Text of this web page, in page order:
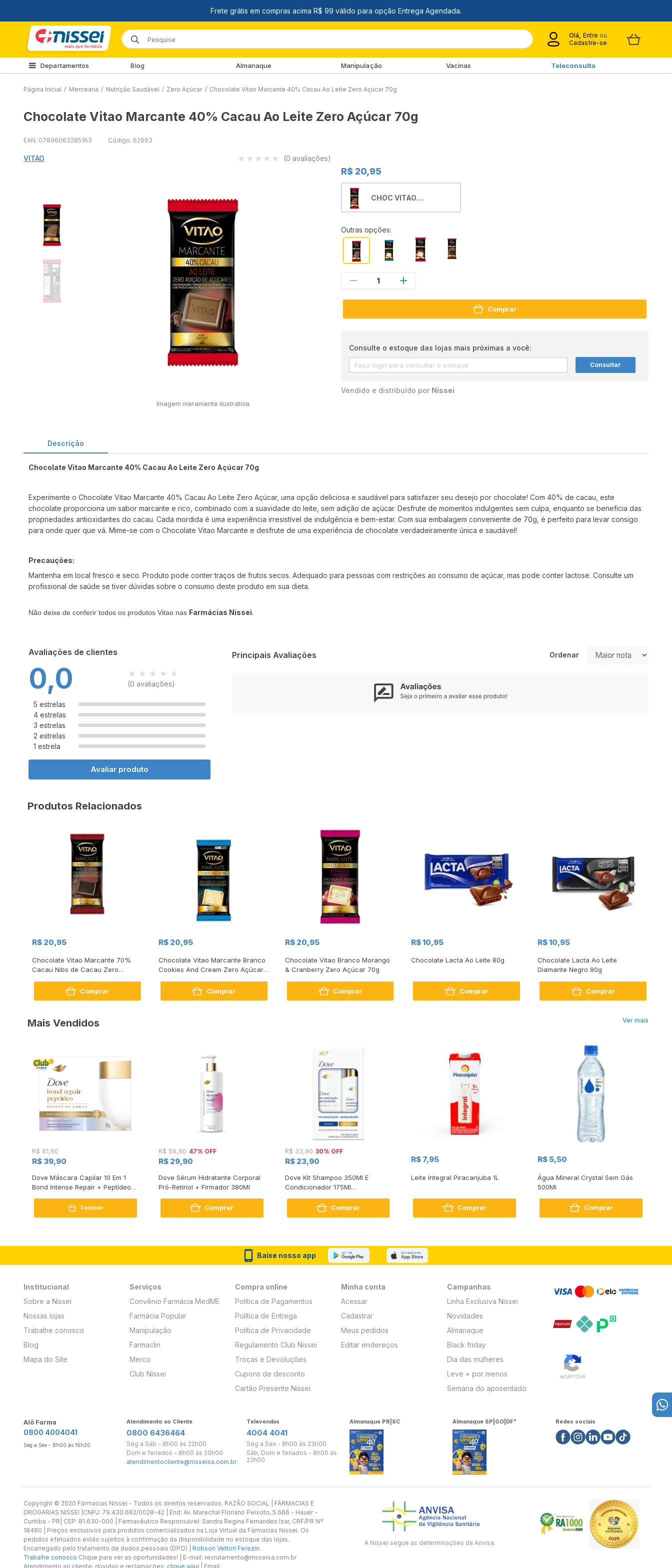
Olá, Entre ou
Cadastre-se
Departamentos Blog Almanaque Manipulação Vacinas Teleconsulta
Página Inicial / Mercearia / Nutrição Saudável / Zero Açúcar / Chocolate Vitao Marcante 40% Cacau Ao Leite Zero Açúcar 70g
Chocolate Vitao Marcante 40% Cacau Ao Leite Zero Açúcar 70g
EAN: 07896063285163 Código: 62993
VITAO (0 avaliações)
Imagem meramente ilustrativa
R$ 20,95
CHOC VITAO
AO LEITE Z/A 70G
Outras opções:
1
Comprar
Consulte o estoque das lojas mais próximas a você:
Consultar
Vendido e distribuído por Nissei
Descrição
Chocolate Vitao Marcante 40% Cacau Ao Leite Zero Açúcar 70g
Experimente o Chocolate Vitao Marcante 40% Cacau Ao Leite Zero Açúcar, uma opção deliciosa e saudável para satisfazer seu desejo por chocolate! Com 40% de cacau, este
chocolate proporciona um sabor marcante e rico, combinado com a suavidade do leite, sem adição de açúcar. Desfrute de momentos indulgentes sem culpa, enquanto se beneficia das
propriedades antioxidantes do cacau. Cada mordida é uma experiência irresistível de indulgência e bem-estar. Com sua embalagem conveniente de 70g, é perfeito para levar consigo
para onde quer que vá. Mime-se com o Chocolate Vitao Marcante e desfrute de uma experiência de chocolate verdadeiramente única e saudável!
Precauções:
Mantenha em local fresco e seco. Produto pode conter traços de frutos secos. Adequado para pessoas com restrições ao consumo de açúcar, mas pode conter lactose. Consulte um
profissional de saúde se tiver dúvidas sobre o consumo deste produto em sua dieta.
Não deixe de conferir todos os produtos Vitao nas Farmácias Nissei
Avaliações de clientes
0,0 (0 avaliações)
5 estrelas
4 estrelas
3 estrelas
2 estrelas
1 estrela
Avaliar produto
Principais Avaliações Ordenar
Produtos Relacionados
R$ 20,95
Chocolate Vitao Marcante 70%
Cacau Nibs de Cacau Zero
Comprar
R$ 20,95
Chocolate Vitao Marcante Branco
Cookies And Cream Zero Açúcar
Comprar
R$ 20,95
Chocolate Vitao Branco Morango
& Cranberry Zero Açúcar 70g
Comprar
R$ 10,95
Chocolate Lacta Ao Leite 80g
Comprar
R$ 10,95
Chocolate Lacta Ao Leite
Diamante Negro 80g
Comprar
Ver mais
Mais Vendidos
R$ 61,90
R$ 39,90
Dove Máscara Capilar 10 Em 1
Bond Intense Repair + Peptídeo
Comprar
R$ 56,90 47% OFF
R$ 29,90
Dove Sérum Hidratante Corporal
Pró-Retinol + Firmador 380Ml
Comprar
R$ 33,90 30% OFF
R$ 23,90
Dove Kit Shampoo 350Ml E
Condicionador 175Ml
Comprar
R$ 7,95
Leite Integral Piracanjuba 1L
Comprar
R$ 5,50
Água Mineral Crystal Sem Gás
500Ml
Comprar
Baixe nosso app
Institucional
Sobre a Nissei
Nossas lojas
Trabalhe conosco
Blog
Mapa do Site
Serviços
Convênio Farmácia MedME
Farmácia Popular
Manipulação
Farmaclin
Merco
Club Nissei
Compra online
Política de Pagamentos
Política de Entrega
Política de Privacidade
Regulamento Club Nissei
Trocas e Devoluções
Cupons de desconto
Cartão Presente Nissei
Minha conta
Acessar
Cadastrar
Meus pedidos
Editar endereços
Campanhas
Linha Exclusiva Nissei
Novidades
Almanaque
Black friday
Dia das mulheres
Leve + por menos
Semana do aposentado
Alô Farma
0800 4004041
Seg a Sex - 8h00 às 16h30
Atendimento ao Cliente
0800 6436464
Seg a Sáb - 8h00 às 22h00
Dom e feriados - 8h00 às 20h00
atendimentocliente@nisseisa.com.br
Televendas
4004 4041
Seg a Sex - 8h00 às 23h00
Sáb, Dom e feriados - 8h00 às
22h00
Almanaque PR|SC Almanaque SP|GO|DF" Redes sociais
Copyright ©️ 2020 Fármacias Nissei - Todos os direitos reservados. RAZÃO SOCIAL | FÁRMACIAS E
DROGARIAS NISSEI |CNPJ: 79.430.682/0028-42 | End: Av. Marechal Floriano Peixoto, 5.666 - Hauer -
Curitiba - PR| CEP: 81.630-000 | Farmacêutico Responsável: Sandra Regina Fernandes Izar, CRF/PR Nº
18480 | Preços exclusivos para produtos comercializados na Loja Virtual da Fármacias Nissei. Os
pedidos efetuados estão sujeitos à confirmação da disponibilidade no estoque das lojas.
Encarregado pelo tratamento de dados pessoais (DPO) | Robson Vettori Ferezin.
Trabalhe conosco Clique para ver as oportunidades! | E-mail: recrutamento@nisseisa.com.br
Atendimento ao cliente, dúvidas e reclamações: clique aqui | Email:
A Nissei segue as determinações da Anvisa.